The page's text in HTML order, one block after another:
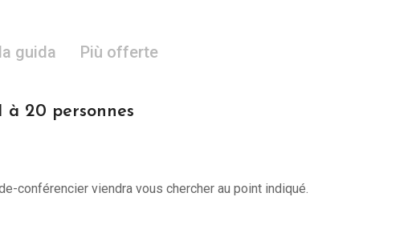
guida Più offerte
à 20 personnes
conférencier viendra vous chercher au point indiqué.